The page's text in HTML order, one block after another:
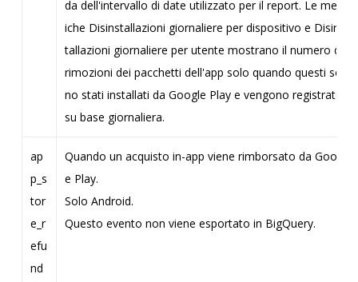
da dell'intervallo di date utilizzato per il report. Le metr
iche Disinstallazioni giornaliere per dispositivo e Disins
tallazioni giornaliere per utente mostrano il numero di
rimozioni dei pacchetti dell'app solo quando questi so
no stati installati da Google Play e vengono registrate
su base giornaliera.
ap
p_s
tor
e_r
efu
nd
Quando un acquisto in-app viene rimborsato da Googl
e Play.
Solo Android.
Questo evento non viene esportato in BigQuery.